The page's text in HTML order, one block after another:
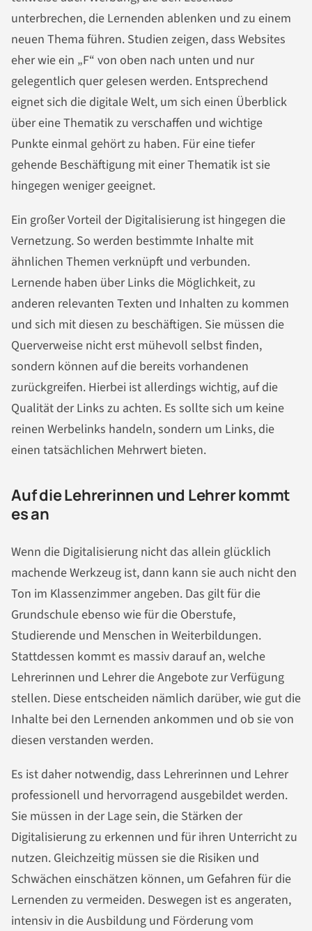
unterbrechen, die Lernenden ablenken und zu einem
neuen Thema führen. Studien zeigen, dass Websites
eher wie ein „F“ von oben nach unten und nur
gelegentlich quer gelesen werden. Entsprechend
eignet sich die digitale Welt, um sich einen Überblick
über eine Thematik zu verschaffen und wichtige
Punkte einmal gehört zu haben. Für eine tiefer
gehende Beschäftigung mit einer Thematik ist sie
hingegen weniger geeignet.
Ein großer Vorteil der Digitalisierung ist hingegen die
Vernetzung. So werden bestimmte Inhalte mit
ähnlichen Themen verknüpft und verbunden.
Lernende haben über Links die Möglichkeit, zu
anderen relevanten Texten und Inhalten zu kommen
und sich mit diesen zu beschäftigen. Sie müssen die
Querverweise nicht erst mühevoll selbst finden,
sondern können auf die bereits vorhandenen
zurückgreifen. Hierbei ist allerdings wichtig, auf die
Qualität der Links zu achten. Es sollte sich um keine
reinen Werbelinks handeln, sondern um Links, die
einen tatsächlichen Mehrwert bieten.
Auf die Lehrerinnen und Lehrer kommt
es an
Wenn die Digitalisierung nicht das allein glücklich
machende Werkzeug ist, dann kann sie auch nicht den
Ton im Klassenzimmer angeben. Das gilt für die
Grundschule ebenso wie für die Oberstufe,
Studierende und Menschen in Weiterbildungen.
Stattdessen kommt es massiv darauf an, welche
Lehrerinnen und Lehrer die Angebote zur Verfügung
stellen. Diese entscheiden nämlich darüber, wie gut die
Inhalte bei den Lernenden ankommen und ob sie von
diesen verstanden werden.
Es ist daher notwendig, dass Lehrerinnen und Lehrer
professionell und hervorragend ausgebildet werden.
Sie müssen in der Lage sein, die Stärken der
Digitalisierung zu erkennen und für ihren Unterricht zu
nutzen. Gleichzeitig müssen sie die Risiken und
Schwächen einschätzen können, um Gefahren für die
Lernenden zu vermeiden. Deswegen ist es angeraten,
intensiv in die Ausbildung und Förderung vom